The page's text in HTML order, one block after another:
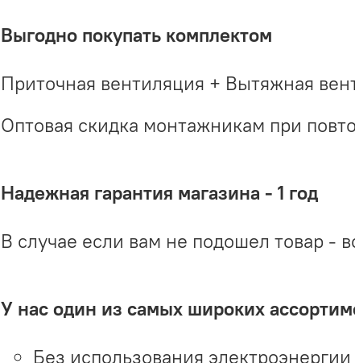
Выгодно покупать комплектом
Приточная вентиляция + Вытяжная
Оптовая скидка монтажникам при
Надежная гарантия магазина - 1 год
В случае если вам не подошел товар -
У нас один из самых широких
Без использования